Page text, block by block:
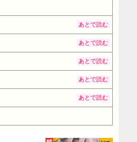
あとで読む
あとで読む
あとで読む
あとで読む
あとで読む